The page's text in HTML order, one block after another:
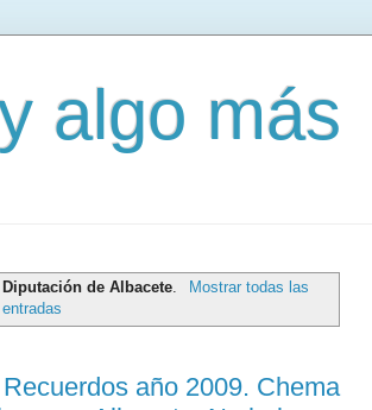
algo más
Diputación de Albacete
Mostrar todas las
entradas
año 2009. Chema